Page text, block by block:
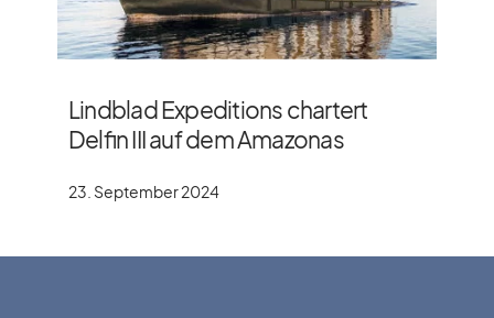
Lindblad Expeditions chartert
Delfin III auf dem Amazonas
23. September 2024